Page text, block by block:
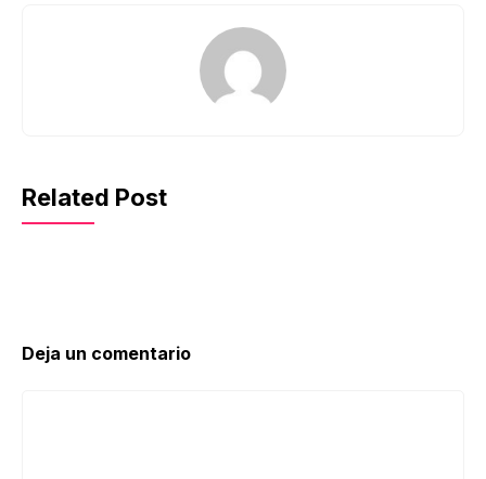
Related Post
Deja un comentario